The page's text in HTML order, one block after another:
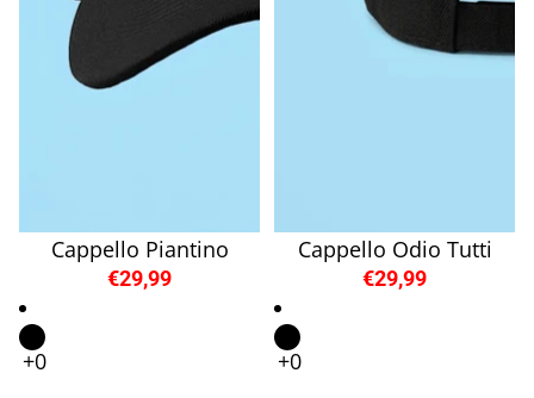
Cappello Piantino
€29,99
Cappello Odio Tutti
€29,99